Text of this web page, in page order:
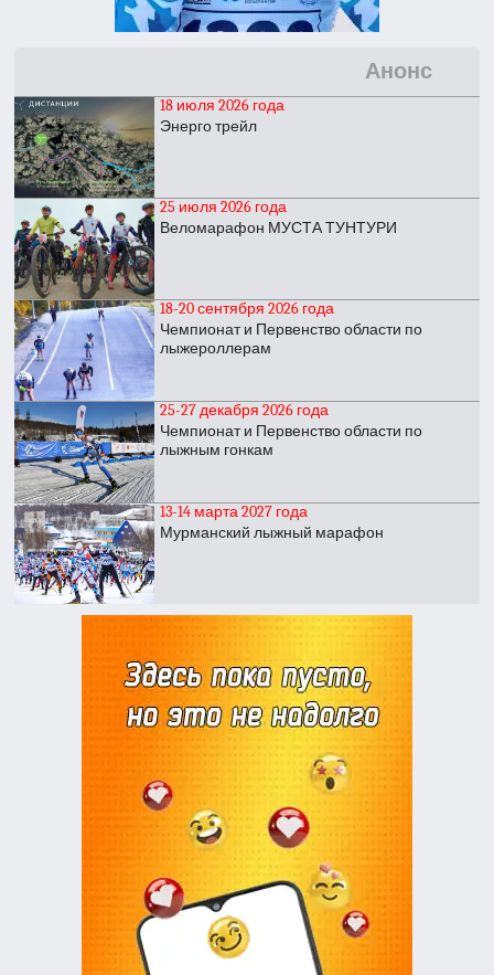
Анонс
18 июля 2026 года
Энерго трейл
25 июля 2026 года
Веломарафон МУСТА ТУНТУРИ
18-20 сентября 2026 года
Чемпионат и Первенство области по
лыжероллерам
25-27 декабря 2026 года
Чемпионат и Первенство области по
лыжным гонкам
13-14 марта 2027 года
Мурманский лыжный марафон